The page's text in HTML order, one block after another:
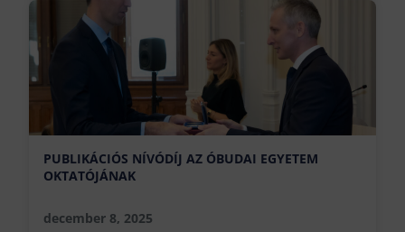
EDUCATIO KIÁLLÍTÁS 2026 | JANUÁR 8-10. KÖZÖTT
december 3, 2025
Előző
PUBLIKÁCIÓS NÍVÓDÍJ AZ ÓBUDAI EGYETEM
OKTATÓJÁNAK
december 8, 2025